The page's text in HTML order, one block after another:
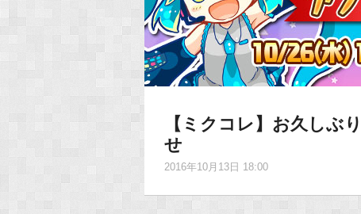
【ミクコレ】お久しぶ
せ
2016年10月13日 18:00